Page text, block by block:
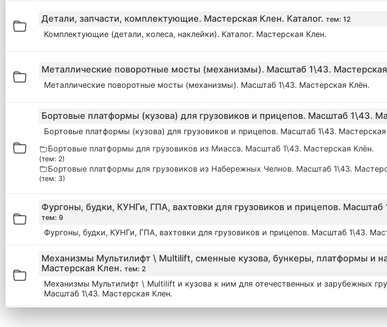
Детали, запчасти, комплектующие. Мастерская Клен. Каталог. тем: 12
Комплектующие (детали, колеса, наклейки). Каталог. Мастерская Клен.
Металлические поворотные мосты (механизмы). Масштаб 1\43.
Металлические поворотные мосты (механизмы). Масштаб 1\43. Мастерская Клён.
Бортовые платформы (кузова) для грузовиков и прицепов. Масштаб 1\43.
Бортовые платформы (кузова) для грузовиков и прицепов. Масштаб 1\43. Мастерская
Бортовые платформы для грузовиков из Миасса. Масштаб 1\43. Мастерская Клён.
(тем: 2)
Бортовые платформы для грузовиков из Набережных Челнов. Масштаб 1\43.
(тем: 3)
Фургоны, будки, КУНГи, ГПА, вахтовки для грузовиков и прицепов.
тем: 9
Фургоны, будки, КУНГи, ГПА, вахтовки для грузовиков и прицепов. Масштаб 1\43.
Механизмы Мультилифт \ Multilift, сменные кузова, бункеры, платформы и
Мастерская Клен. тем: 2
Механизмы Мультилифт \ Multilift и кузова к ним для отечественных и зарубежных
Масштаб 1\43. Мастерская Клен.